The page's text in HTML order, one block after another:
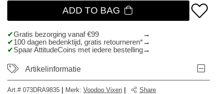
ADD TO BAG
Gratis bezorging vanaf €99
100 dagen bedenktijd, gratis retourneren*
Spaar AttitudeCoins met iedere bestelling
Artikelinformatie
Art.# 073DRA9835 Merk: Voodoo Vixen Share